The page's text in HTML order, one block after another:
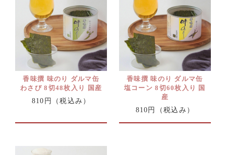
香味撰 味のり ダルマ缶
わさび 8切48枚入り 国産
810円
（税込み）
香味撰 味のり ダルマ缶
塩コーン 8切60枚入り 国
産
810円
（税込み）